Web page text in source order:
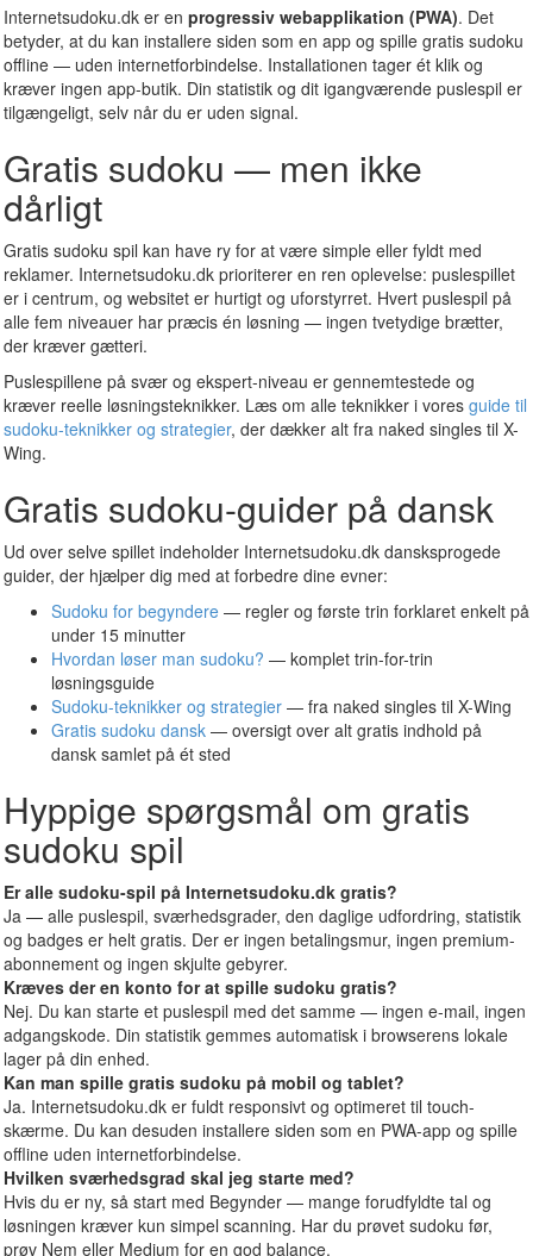
Internetsudoku.dk er en progressiv webapplikation (PWA). Det
betyder, at du kan installere siden som en app og spille gratis sudoku
offline — uden internetforbindelse. Installationen tager ét klik og
kræver ingen app-butik. Din statistik og dit igangværende puslespil er
tilgængeligt, selv når du er uden signal.
Gratis sudoku — men ikke
dårligt
Gratis sudoku spil kan have ry for at være simple eller fyldt med
reklamer. Internetsudoku.dk prioriterer en ren oplevelse: puslespillet
er i centrum, og websitet er hurtigt og uforstyrret. Hvert puslespil på
alle fem niveauer har præcis én løsning — ingen tvetydige brætter,
der kræver gætteri.
Puslespillene på svær og ekspert-niveau er gennemtestede og
kræver reelle løsningsteknikker. Læs om alle teknikker i vores guide til
sudoku-teknikker og strategier, der dækker alt fra naked singles til X-
Wing.
Gratis sudoku-guider på dansk
Ud over selve spillet indeholder Internetsudoku.dk dansksprogede
guider, der hjælper dig med at forbedre dine evner:
Sudoku for begyndere — regler og første trin forklaret enkelt på
under 15 minutter
Hvordan løser man sudoku? — komplet trin-for-trin
løsningsguide
Sudoku-teknikker og strategier — fra naked singles til X-Wing
Gratis sudoku dansk — oversigt over alt gratis indhold på
dansk samlet på ét sted
Hyppige spørgsmål om gratis
sudoku spil
Er alle sudoku-spil på Internetsudoku.dk gratis?
Ja — alle puslespil, sværhedsgrader, den daglige udfordring, statistik
og badges er helt gratis. Der er ingen betalingsmur, ingen premium-
abonnement og ingen skjulte gebyrer.
Kræves der en konto for at spille sudoku gratis?
Nej. Du kan starte et puslespil med det samme — ingen e-mail, ingen
adgangskode. Din statistik gemmes automatisk i browserens lokale
lager på din enhed.
Kan man spille gratis sudoku på mobil og tablet?
Ja. Internetsudoku.dk er fuldt responsivt og optimeret til touch-
skærme. Du kan desuden installere siden som en PWA-app og spille
offline uden internetforbindelse.
Hvilken sværhedsgrad skal jeg starte med?
Hvis du er ny, så start med Begynder — mange forudfyldte tal og
løsningen kræver kun simpel scanning. Har du prøvet sudoku før,
prøv Nem eller Medium for en god balance.